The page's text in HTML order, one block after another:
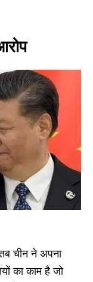
चीन ने अपना
का काम है जो